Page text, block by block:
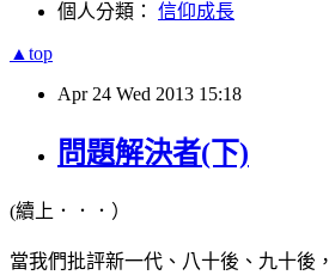
個人分類： 信仰成長
▲top
Apr 24 Wed 2013 15:18
問題解決者(下)
(續上．．．）
當我們批評新一代、八十後、九十後，